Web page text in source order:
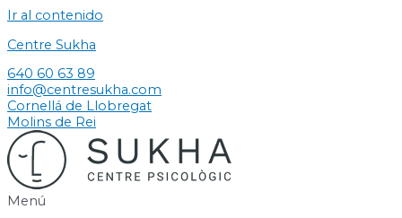
Ir al contenido
Centre Sukha
640 60 63 89
info@centresukha.com
Cornellá de Llobregat
Molins de Rei
Menú